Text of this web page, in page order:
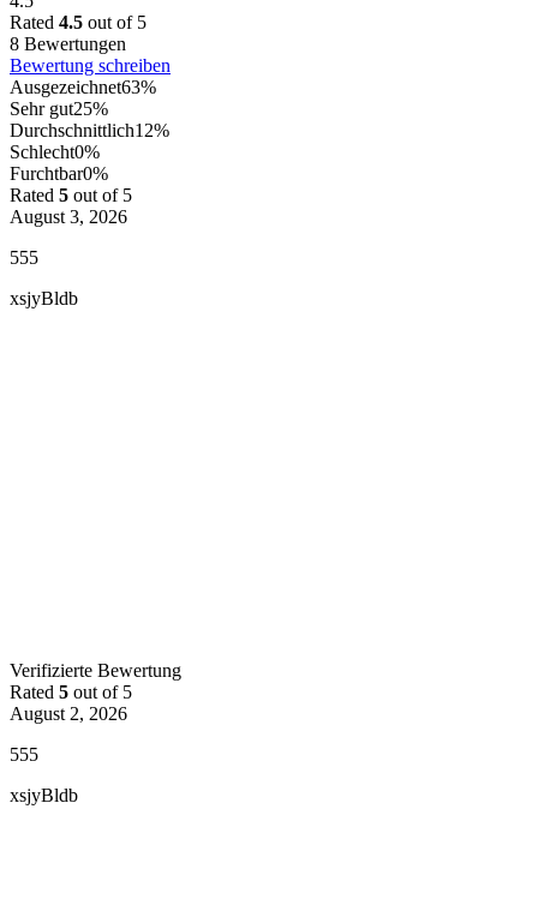
Rated 4.5 out of 5
8 Bewertungen
Bewertung schreiben
Ausgezeichnet63%
Sehr gut25%
Durchschnittlich12%
Schlecht0%
Furchtbar0%
Rated 5 out of 5
August 3, 2026
555
xsjyBldb
Verifizierte Bewertung
Rated 5 out of 5
August 2, 2026
555
xsjyBldb